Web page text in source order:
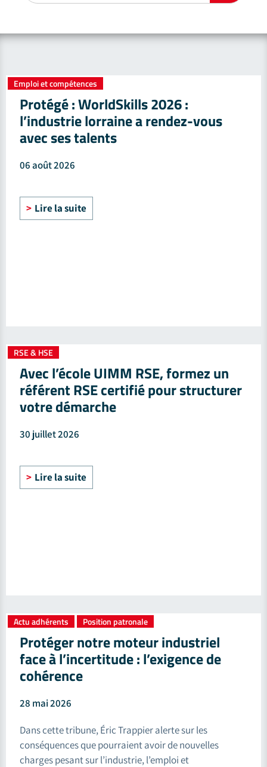
Emploi et compétences
Protégé : WorldSkills 2026 :
l’industrie lorraine a rendez-vous
avec ses talents
06 août 2026
Lire la suite
RSE & HSE
Avec l’école UIMM RSE, formez un
référent RSE certifié pour structurer
votre démarche
30 juillet 2026
Lire la suite
Actu adhérents Position patronale
Protéger notre moteur industriel
face à l’incertitude : l’exigence de
cohérence
28 mai 2026
Dans cette tribune, Éric Trappier alerte sur les
conséquences que pourraient avoir de nouvelles
charges pesant sur l’industrie, l’emploi et